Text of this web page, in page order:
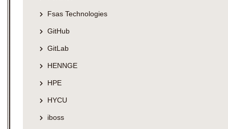
Fsas Technologies
GitHub
GitLab
HENNGE
HPE
HYCU
iboss